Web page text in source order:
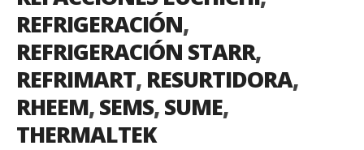
REFRIGERACIÓN,
REFRIGERACIÓN STARR,
REFRIMART, RESURTIDORA,
RHEEM,SEMS,SUME,
THERMALTEK